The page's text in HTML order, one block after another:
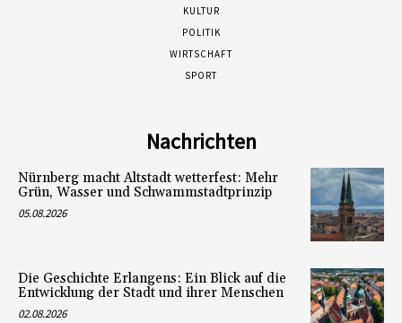
KULTUR
POLITIK
WIRTSCHAFT
SPORT
Nachrichten
Nürnberg macht Altstadt wetterfest: Mehr
Grün, Wasser und Schwammstadtprinzip
05.08.2026
Die Geschichte Erlangens: Ein Blick auf die
Entwicklung der Stadt und ihrer Menschen
02.08.2026